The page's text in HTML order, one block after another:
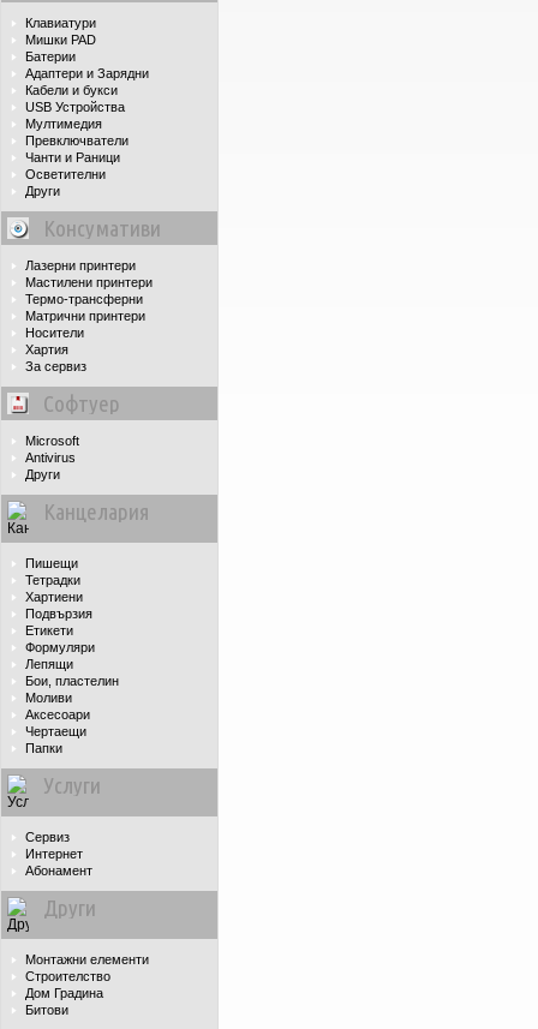
Клавиатури
Мишки PAD
Батерии
Адаптери и Зарядни
Кабели и букси
USB Устройства
Мултимедия
Превключватели
Чанти и Раници
Осветителни
Други
Консумативи
Лазерни принтери
Мастилени принтери
Термо-трансферни
Матрични принтери
Носители
Хартия
За сервиз
Софтуер
Microsoft
Antivirus
Други
Канцелария
Пишещи
Тетрадки
Хартиени
Подвързия
Етикети
Формуляри
Лепящи
Бои, пластелин
Моливи
Аксесоари
Чертаещи
Папки
Услуги
Сервиз
Интернет
Абонамент
Други
Монтажни елементи
Строителство
Дом Градина
Битови